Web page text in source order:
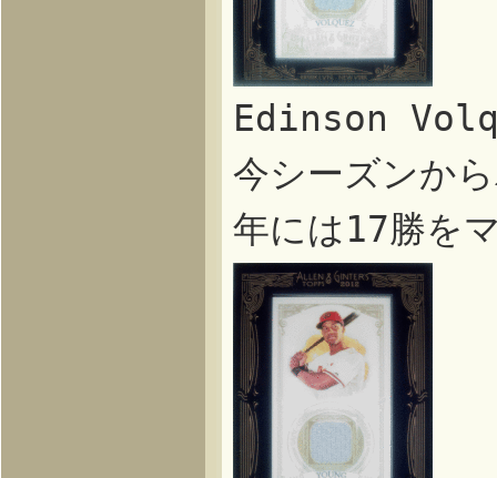
Edinson
今シーズンか
年には17勝を